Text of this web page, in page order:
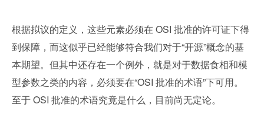
根据拟议的定义，这些元素必须在 OSI 批准的许可证下得
到保障，而这似乎已经能够符合我们对于“开源”概念的基
本期望。但其中还存在一个例外，就是对于数据食相和模
型参数之类的内容，必须要在“OSI 批准的术语”下可用。
至于 OSI 批准的术语究竟是什么，目前尚无定论。